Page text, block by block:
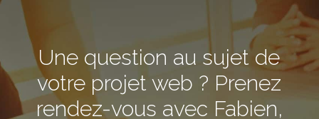
Une question au sujet de
votre projet web ? Prenez
rendez-vous avec Fabien,